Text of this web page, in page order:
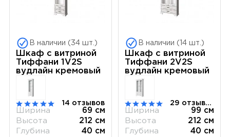
В наличии (34 шт.)
Шкаф с витриной
Тиффани 1V2S
вудлайн кремовый
14 отзывов
Ширина
69 см
Высота
212 см
Глубина
40 см
В наличии (14 шт.)
Шкаф с витриной
Тиффани 2V2S
вудлайн кремовый
29 отзывов
Ширина
99 см
Высота
212 см
Глубина
40 см